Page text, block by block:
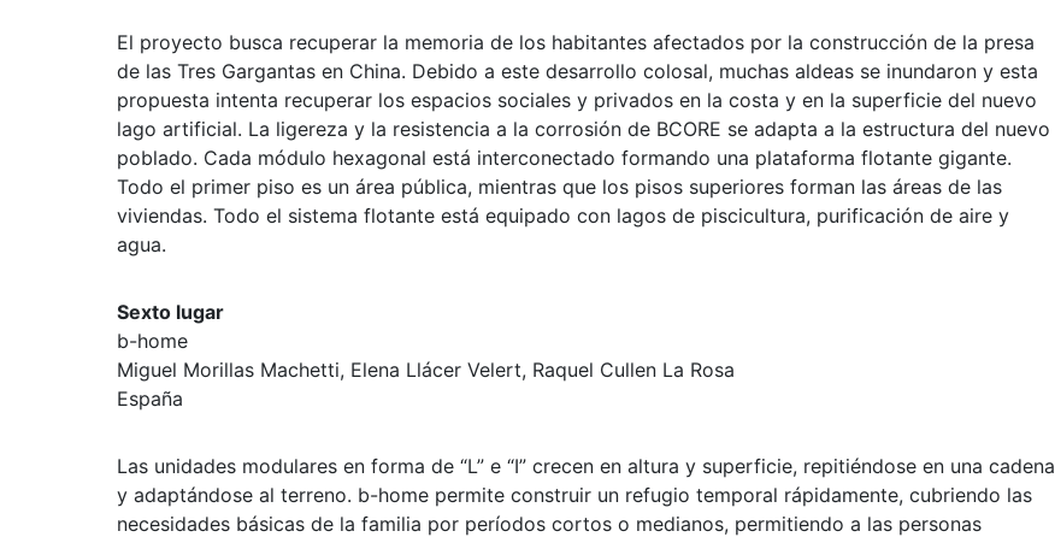
El proyecto busca recuperar la memoria de los habitantes afectados por la construcción de la presa
de las Tres Gargantas en China. Debido a este desarrollo colosal, muchas aldeas se inundaron y esta
propuesta intenta recuperar los espacios sociales y privados en la costa y en la superficie del nuevo
lago artificial. La ligereza y la resistencia a la corrosión de BCORE se adapta a la estructura del nuevo
poblado. Cada módulo hexagonal está interconectado formando una plataforma flotante gigante.
Todo el primer piso es un área pública, mientras que los pisos superiores forman las áreas de las
viviendas. Todo el sistema flotante está equipado con lagos de piscicultura, purificación de aire y
agua.
Sexto lugar
b-home
Miguel Morillas Machetti, Elena Llácer Velert, Raquel Cullen La Rosa
España
Las unidades modulares en forma de “L” e “I” crecen en altura y superficie, repitiéndose en una cadena
y adaptándose al terreno. b-home permite construir un refugio temporal rápidamente, cubriendo las
necesidades básicas de la familia por períodos cortos o medianos, permitiendo a las personas